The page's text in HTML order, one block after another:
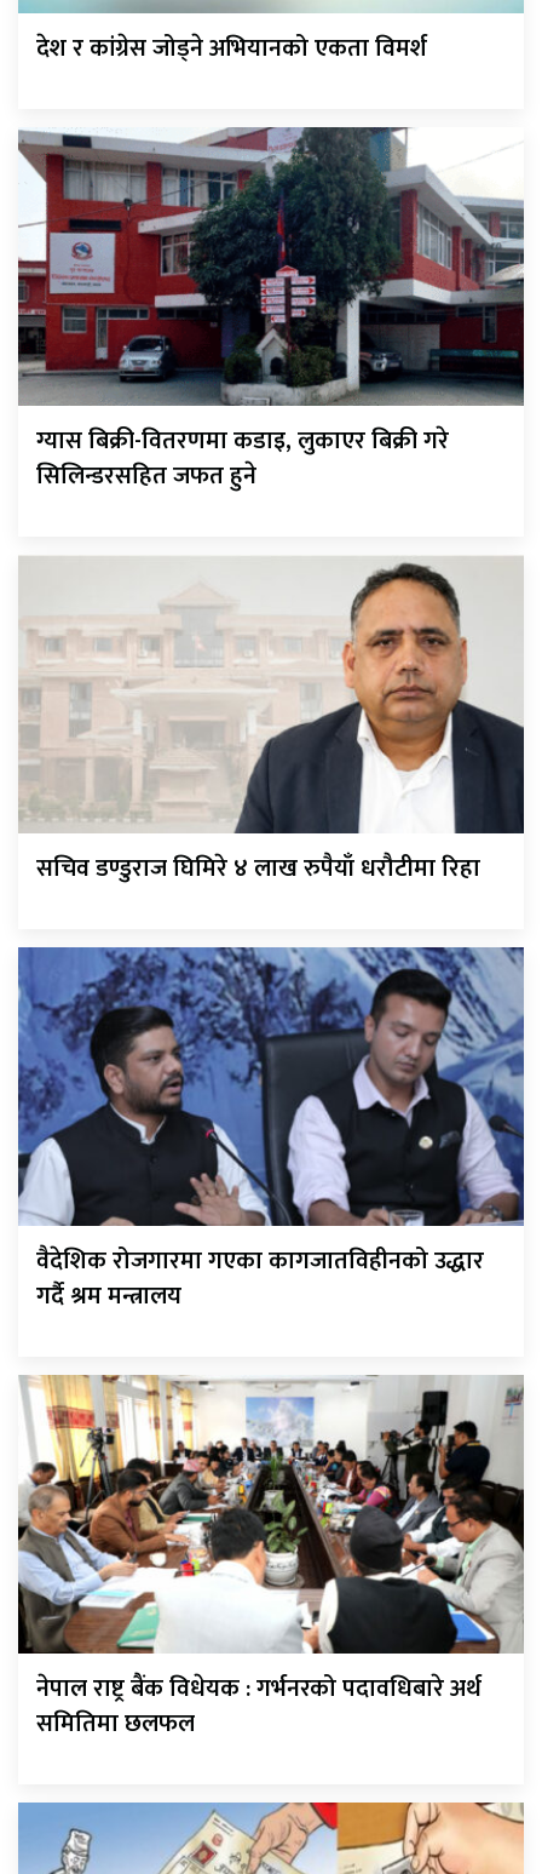
देश र कांग्रेस जोड्ने अभियानको एकता विमर्श
ग्यास बिक्री-वितरणमा कडाइ, लुकाएर बिक्री गरे
सिलिन्डरसहित जफत हुने
सचिव डण्डुराज घिमिरे ४ लाख रुपैयाँ धरौटीमा रिहा
वैदेशिक रोजगारमा गएका कागजातविहीनको उद्धार
गर्दै श्रम मन्त्रालय
नेपाल राष्ट्र बैंक विधेयक : गर्भनरको पदावधिबारे अर्थ
समितिमा छलफल